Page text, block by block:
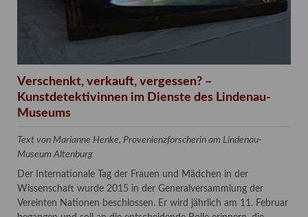
Verschenkt, verkauft, vergessen? –
Kunstdetektivinnen im Dienste des Lindenau-
Museums
Text von Marianne Henke, Provenienzforscherin am Lindenau-
Museum Altenburg
Der Internationale Tag der Frauen und Mädchen in der
Wissenschaft wurde 2015 in der Generalversammlung der
Vereinten Nationen beschlossen. Er wird jährlich am 11. Februar